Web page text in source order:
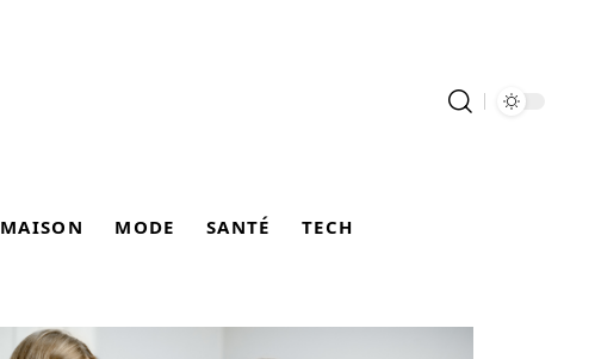
MAISON MODE SANTÉ TECH